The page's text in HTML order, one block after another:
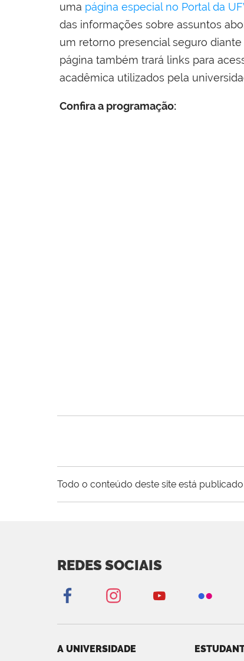
uma página especial no Portal da
das informações sobre assuntos
um retorno presencial seguro
página também trará links para
acadêmica utilizados pela
Confira a programação:
Todo o conteúdo deste site está
REDES SOCIAIS
A UNIVERSIDADE